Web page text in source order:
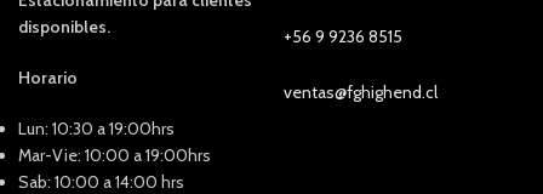
disponibles.
Horario
Lun: 10:30 a 19:00hrs
Mar-Vie: 10:00 a 19:00hrs
Sab: 10:00 a 14:00 hrs
+56 9 9236 8515
ventas@fghighend.cl